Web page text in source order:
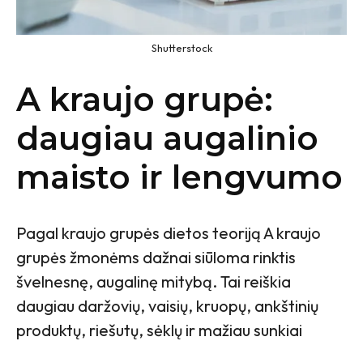
Shutterstock
A kraujo grupė:
daugiau augalinio
maisto ir lengvumo
Pagal kraujo grupės dietos teoriją A kraujo
grupės žmonėms dažnai siūloma rinktis
švelnesnę, augalinę mitybą. Tai reiškia
daugiau daržovių, vaisių, kruopų, ankštinių
produktų, riešutų, sėklų ir mažiau sunkiai